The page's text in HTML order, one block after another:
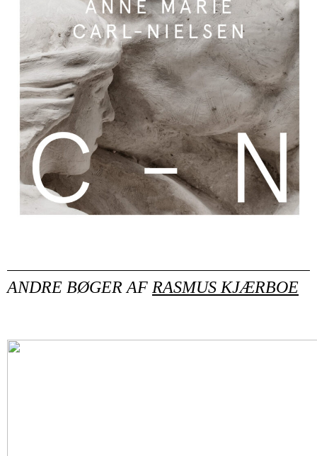
ANDRE BØGER AF RASMUS KJÆRBOE